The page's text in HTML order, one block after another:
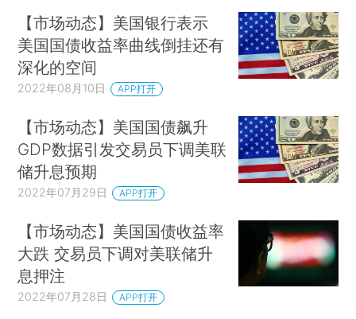
【市场动态】美国银行表示
美国国债收益率曲线倒挂还有
深化的空间
2022年08月10日 APP打开
【市场动态】美国国债飙升
GDP数据引发交易员下调美联
储升息预期
2022年07月29日 APP打开
【市场动态】美国国债收益率
大跌 交易员下调对美联储升
息押注
2022年07月28日 APP打开